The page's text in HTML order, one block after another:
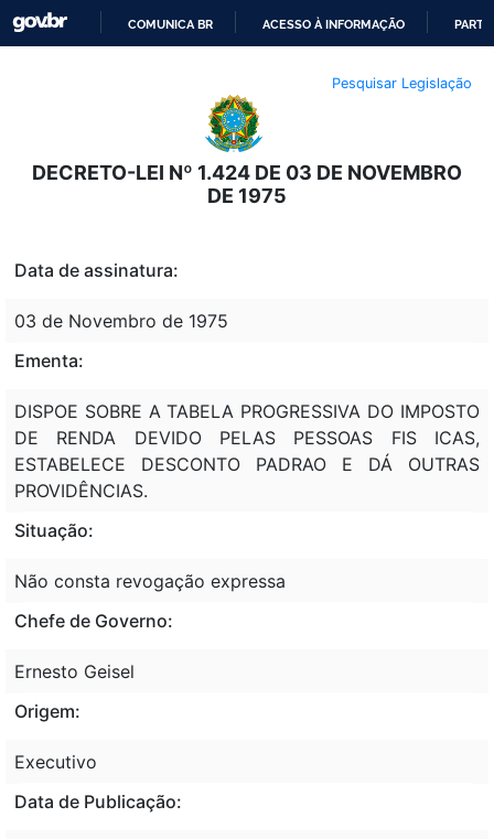
O
CONTEÚDO
COMUNICA BR ACESSO À INFORMAÇÃO
Pesquisar Legislação
DECRETO-LEI Nº 1.424 DE 03 DE NOVEMBRO
DE 1975
Data de assinatura:
03 de Novembro de 1975
Ementa:
DISPOE SOBRE A TABELA PROGRESSIVA DO IMPOSTO
DE RENDA DEVIDO PELAS PESSOAS FIS ICAS,
ESTABELECE DESCONTO PADRAO E DÁ OUTRAS
PROVIDÊNCIAS.
Situação:
Não consta revogação expressa
Chefe de Governo:
Ernesto Geisel
Origem:
Executivo
Data de Publicação: